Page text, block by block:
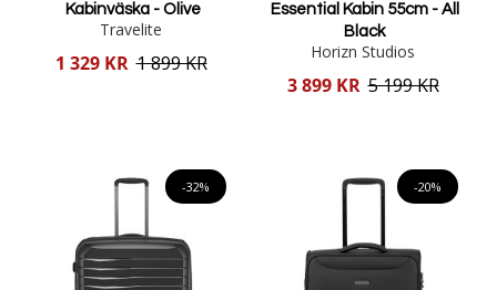
Kabinväska - Olive
Travelite
Reducerat
1 329 KR 1 899 KR
Essential Kabin 55cm - All
Black
Horizn Studios
Reducerat
3 899 KR 5 199 KR
-32% -20%